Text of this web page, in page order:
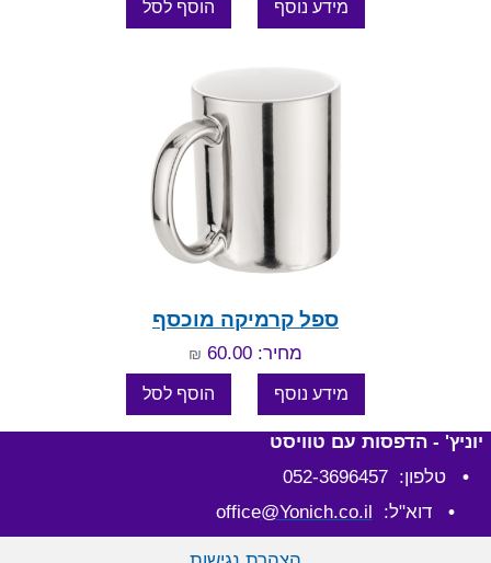
ספל קרמיקה מוכסף
מחיר: 60.00 ₪
יוניץ' - הדפסות עם טוויסט
•טלפון: 052-3696457
• דוא"ל: office @Yonich.co.il